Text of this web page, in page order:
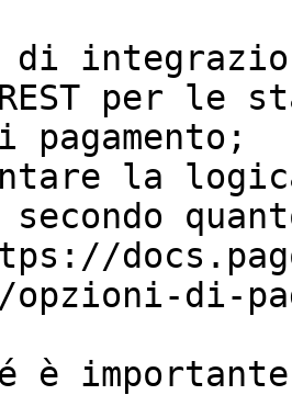
per le
la
secondo
di-
è